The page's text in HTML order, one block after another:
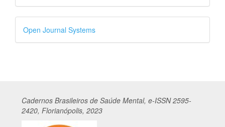
Desenvolvido
por
Open Journal Systems
Cadernos Brasileiros de Saúde Mental, e-ISSN 2595-
2420, Florianópolis, 2023